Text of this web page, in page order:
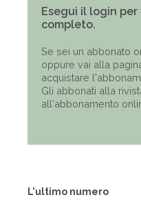
L'ultimo numero
Esegui il login
completo.
Se sei un abbonato
oppure vai alla
acquistare
Gli abbonati alla
all'abbonamento